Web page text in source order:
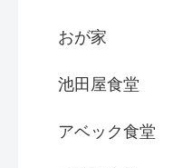
おが家
池田屋食堂
アベック食堂